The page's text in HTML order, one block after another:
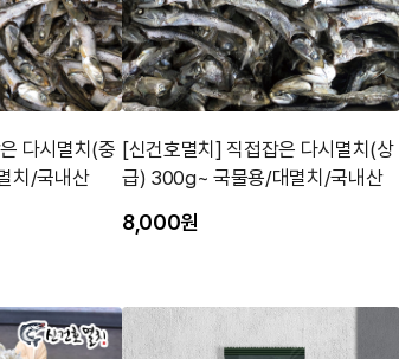
다시멸치(중
치/국내산
[신건호멸치] 직접잡은 다시멸치(상
급) 300g~ 국물용/대멸치/국내산
8,000원